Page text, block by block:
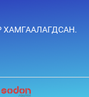
санхүүжилт
ХАМГААЛАГДСАН.